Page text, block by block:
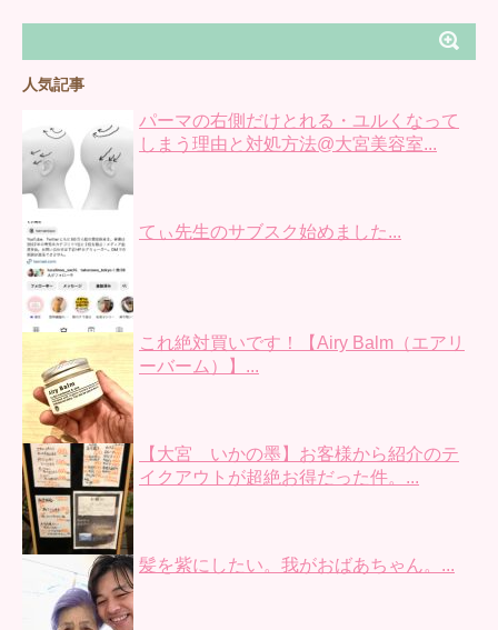
人気記事
パーマの右側だけとれる・ユルくなって
しまう理由と対処方法@大宮美容室...
てぃ先生のサブスク始めました...
これ絶対買いです！【Airy Balm（エアリ
ーバーム）】...
【大宮 いかの墨】お客様から紹介のテ
イクアウトが超絶お得だった件。...
髪を紫にしたい。我がおばあちゃん。...